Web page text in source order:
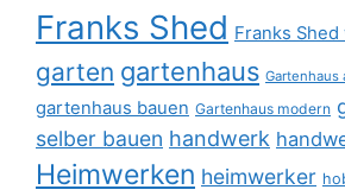
Franks Shed Franks
garten gartenhaus Gartenhaus
gartenhaus bauen Gartenhaus modern
selber bauen handwerk
Heimwerken heimwerker